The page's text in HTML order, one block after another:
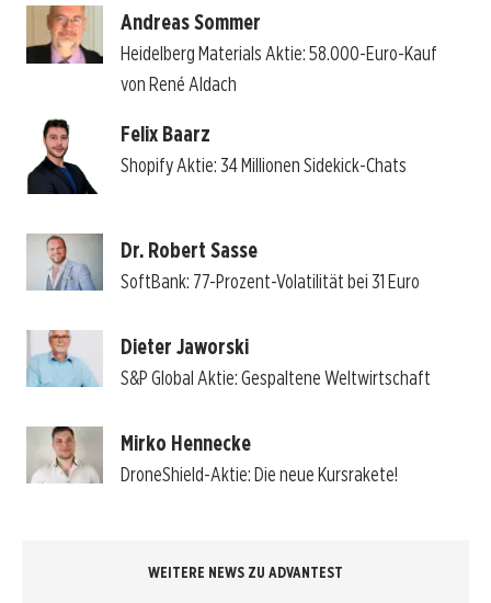
Andreas Sommer
Heidelberg Materials Aktie: 58.000-Euro-Kauf
von René Aldach
Felix Baarz
Shopify Aktie: 34 Millionen Sidekick-Chats
Dr. Robert Sasse
SoftBank: 77-Prozent-Volatilität bei 31 Euro
Dieter Jaworski
S&P Global Aktie: Gespaltene Weltwirtschaft
Mirko Hennecke
DroneShield-Aktie: Die neue Kursrakete!
WEITERE NEWS ZU ADVANTEST